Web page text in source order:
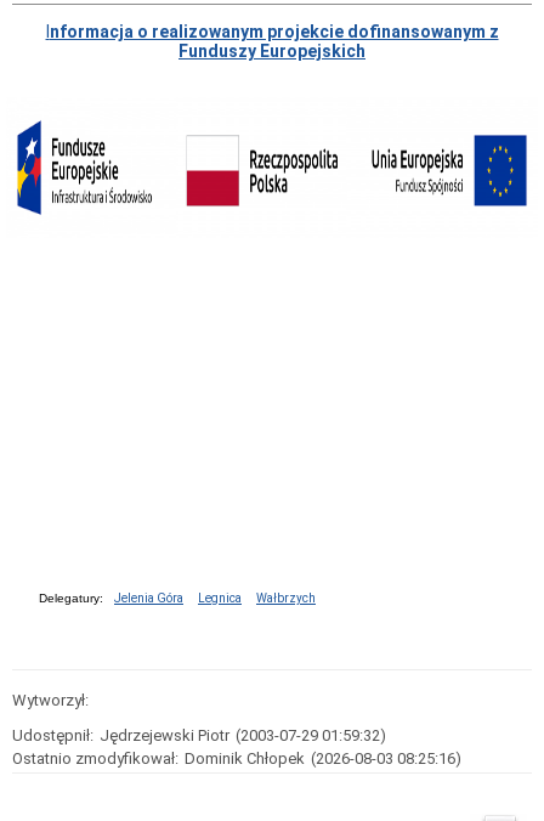
nformacja o realizowanym projekcie dofinansowanym z
Funduszy Europejskich
Delegatury: Jelenia Góra Legnica Wałbrzych
Wytworzył:
Udostępnił: Jędrzejewski Piotr (2003-07-29 01:59:32)
Ostatnio zmodyfikował: Dominik Chłopek (2026-08-03 08:25:16)